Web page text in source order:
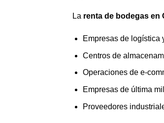
La renta de bodegas en
Empresas de logística
Centros de
Operaciones de e-
Empresas de última
Proveedores